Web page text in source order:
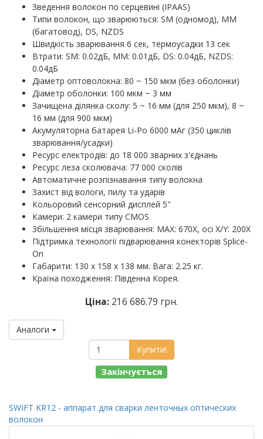
Зведення волокон по серцевині (IPAAS)
Типи волокон, що зварюються: SM (одномод), MM
(багатовод), DS, NZDS
Швидкість зварювання 6 сек, термоусадки 13 сек
Втрати: SM: 0.02дБ, MM: 0.01дБ, DS: 0.04дБ, NZDS:
0.04дБ
Діаметр оптоволокна: 80 ~ 150 мкм (без оболонки)
Діаметр оболонки: 100 мкм ~ 3 мм
Зачищена ділянка сколу: 5 ~ 16 мм (для 250 мкм), 8 ~
16 мм (для 900 мкм)
Акумуляторна батарея Li-Po 6000 мАг (350 циклів
зварювання/усадки)
Ресурс електродів: до 18 000 зварних з'єднань
Ресурс леза сколювача: 77 000 сколів
Автоматичне розпізнавання типу волокна
Захист від вологи, пилу та ударів
Кольоровий сенсорний дисплей 5"
Камери: 2 камери типу CMOS
Збільшення місця зварювання: MAX: 670X, осі X/Y: 200X
Підтримка технології підварювання конекторів Splice-
On
Габарити: 130 х 158 х 138 мм. Вага: 2.25 кг.
Країна походження: Південна Корея.
Ціна: 216 686.79 грн.
Аналоги
Купити!
Закінчується
SWIFT KR12 - аппарат для сварки ленточных оптических
волокон